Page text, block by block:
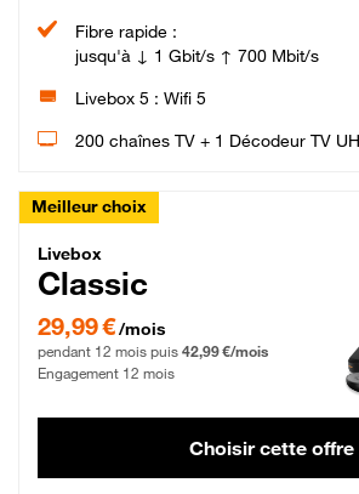
Fibre rapide :
jusqu'à ↓ 1 Gbit/s ↑ 700 Mbit/s
Livebox 5 : Wifi 5
200 chaînes TV + 1 Décodeur TV
Meilleur choix
Livebox Classic Fibre
Livebox
Classic
29,99 € par mois pendant 12 mois puis 42,99 €
29,99 €/mois
pendant 12 mois puis 42,99 €/mois
Engagement 12 mois
Choisir cette offre